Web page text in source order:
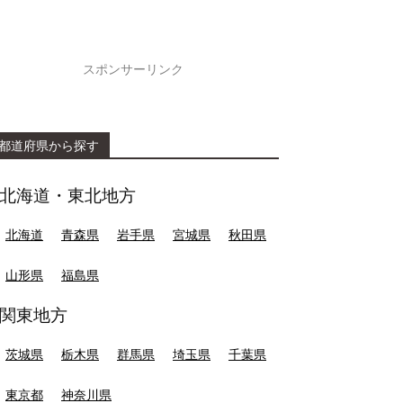
スポンサーリンク
道府県から探す
北海道・東北地方
北海道 青森県 岩手県 宮城県 秋田県
山形県 福島県
関東地方
茨城県 栃木県 群馬県 埼玉県 千葉県
東京都 神奈川県